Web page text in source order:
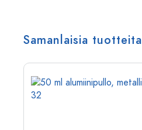
Samanlaisia tuotteita